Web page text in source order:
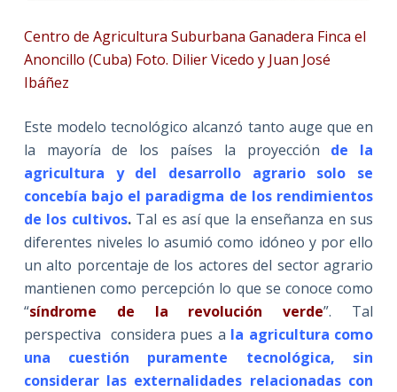
Centro de Agricultura Suburbana Ganadera Finca el
Anoncillo (Cuba) Foto. Dilier Vicedo y Juan José
Ibáñez
Este modelo tecnológico alcanzó tanto auge que en
la mayoría de los países la proyección de la
agricultura y del desarrollo agrario solo se
concebía bajo el paradigma de los rendimientos
de los cultivos.Tal es así que la enseñanza en sus
diferentes niveles lo asumió como idóneo y por ello
un alto porcentaje de los actores del sector agrario
mantienen como percepción lo que se conoce como
“síndrome de la revolución verde”. Tal
perspectiva considera pues a la agricultura como
una cuestión puramente tecnológica, sin
considerar las externalidades relacionadas con